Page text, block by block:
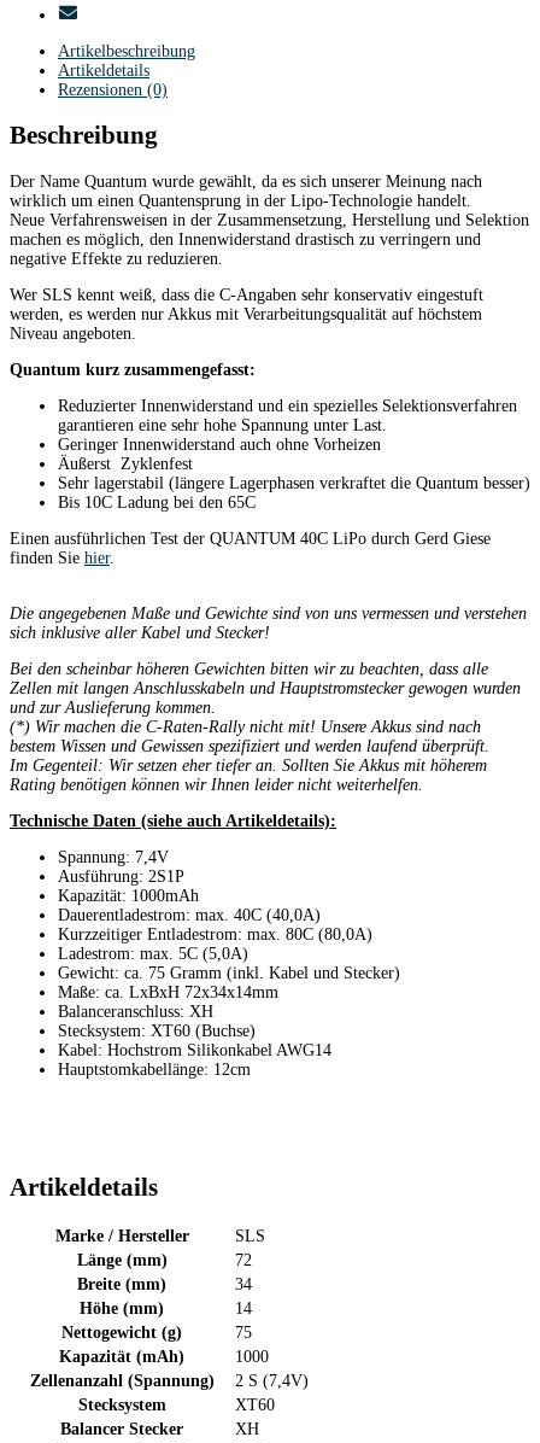
Artikelbeschreibung
Artikeldetails
Rezensionen (0)
Beschreibung
Der Name Quantum wurde gewählt, da es sich unserer Meinung nach
wirklich um einen Quantensprung in der Lipo-Technologie handelt.
Neue Verfahrensweisen in der Zusammensetzung, Herstellung und Selektion
machen es möglich, den Innenwiderstand drastisch zu verringern und
negative Effekte zu reduzieren.
Wer SLS kennt weiß, dass die C-Angaben sehr konservativ eingestuft
werden, es werden nur Akkus mit Verarbeitungsqualität auf höchstem
Niveau angeboten.
Quantum kurz zusammengefasst:
Reduzierter Innenwiderstand und ein spezielles Selektionsverfahren
garantieren eine sehr hohe Spannung unter Last.
Geringer Innenwiderstand auch ohne Vorheizen
Äußerst Zyklenfest
Sehr lagerstabil (längere Lagerphasen verkraftet die Quantum besser)
Bis 10C Ladung bei den 65C
Einen ausführlichen Test der QUANTUM 40C LiPo durch Gerd Giese
finden Sie hier.
Die angegebenen Maße und Gewichte sind von uns vermessen und verstehen
sich inklusive aller Kabel und Stecker!
Bei den scheinbar höheren Gewichten bitten wir zu beachten, dass alle
Zellen mit langen Anschlusskabeln und Hauptstromstecker gewogen wurden
und zur Auslieferung kommen.
(*) Wir machen die C-Raten-Rally nicht mit! Unsere Akkus sind nach
bestem Wissen und Gewissen spezifiziert und werden laufend überprüft.
Im Gegenteil: Wir setzen eher tiefer an. Sollten Sie Akkus mit höherem
Rating benötigen können wir Ihnen leider nicht weiterhelfen.
Technische Daten (siehe auch Artikeldetails):
Spannung: 7,4V
Ausführung: 2S1P
Kapazität: 1000mAh
Dauerentladestrom: max. 40C (40,0A)
Kurzzeitiger Entladestrom: max. 80C (80,0A)
Ladestrom: max. 5C (5,0A)
Gewicht: ca. 75 Gramm (inkl. Kabel und Stecker)
Maße: ca. LxBxH 72x34x14mm
Balanceranschluss: XH
Stecksystem: XT60 (Buchse)
Kabel: Hochstrom Silikonkabel AWG14
Hauptstomkabellänge: 12cm
Artikeldetails
Marke / Hersteller
SLS
Länge (mm)
72
Breite (mm)
34
Höhe (mm)
14
Nettogewicht (g)
75
Kapazität (mAh)
1000
Zellenanzahl (Spannung)
2 S (7,4V)
Stecksystem
XT60
Balancer Stecker
XH